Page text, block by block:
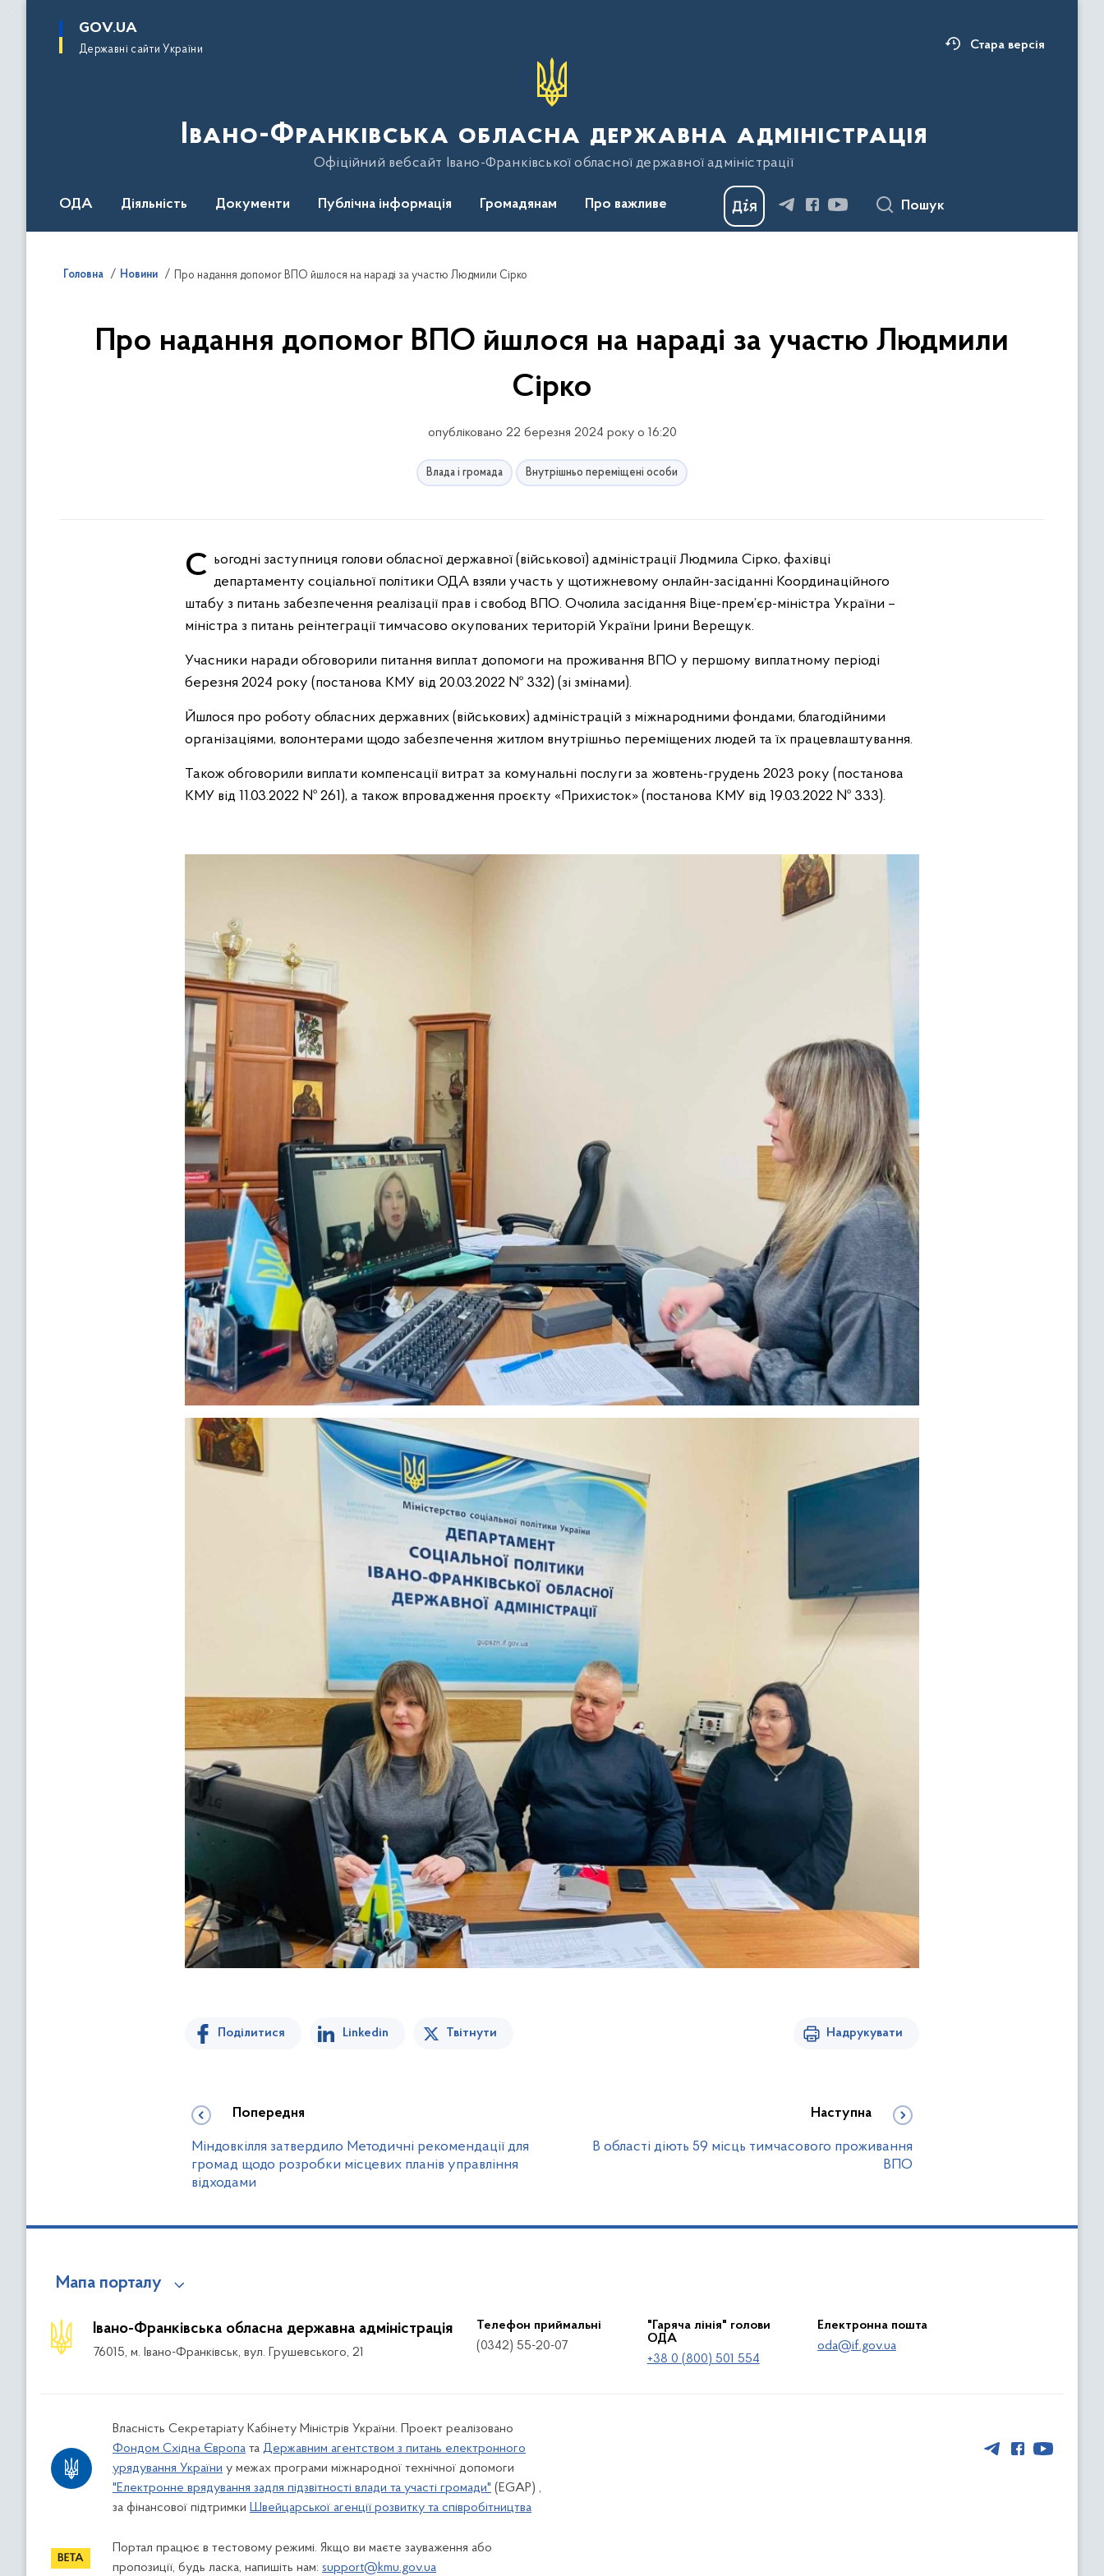
основного
GOV.UA
Державні сайти України Стара версія
Івано-Франківська обласна державна адміністрація
Офіційний вебсайт Івано-Франківської обласної державної адміністрації
ОДА Діяльність Документи Публічна інформація Громадянам Про важливе Пошук
Головна Новини Про надання допомог ВПО йшлося на нараді за участю Людмили Сірко
Про надання допомог ВПО йшлося на нараді за участю Людмили
Сірко
опубліковано 22 березня 2024 року о 16:20
Влада і громада Внутрішньо переміщені особи
Сьогодні заступниця голови обласної державної (військової) адміністрації Людмила Сірко, фахівці департаменту соціальної політики ОДА взяли участь у щотижневому онлайн-засіданні Координаційного
штабу з питань забезпечення реалізації прав і свобод ВПО. Очолила засідання Віце-прем’єр-міністра України –
міністра з питань реінтеграції тимчасово окупованих територій України Ірини Верещук.
Учасники наради обговорили питання виплат допомоги на проживання ВПО у першому виплатному періоді
березня 2024 року (постанова КМУ від 20.03.2022 № 332) (зі змінами).
Йшлося про роботу обласних державних (військових) адміністрацій з міжнародними фондами, благодійними
організаціями, волонтерами щодо забезпечення житлом внутрішньо переміщених людей та їх працевлаштування.
Також обговорили виплати компенсації витрат за комунальні послуги за жовтень-грудень 2023 року (постанова
КМУ від 11.03.2022 № 261), а також впровадження проєкту «Прихисток» (постанова КМУ від 19.03.2022 № 333).
Поділитися Linkedin Твітнути Надрукувати
Попередня
Міндовкілля затвердило Методичні рекомендації для
громад щодо розробки місцевих планів управління
відходами
Наступна
В області діють 59 місць тимчасового проживання
ВПО
Мапа порталу
Івано-Франківська обласна державна адміністрація
76015, м. Івано-Франківськ, вул. Грушевського, 21
Телефон приймальні
(0342) 55-20-07
"Гаряча лінія" голови
ОДА
+38 0 (800) 501 554
Електронна пошта
oda@if.gov.ua
Власність Секретаріату Кабінету Міністрів України. Проект реалізовано
Фондом Східна Європа та Державним агентством з питань електронного
урядування України у межах програми міжнародної технічної допомоги
"Електронне врядування задля підзвітності влади та участі громади" (EGAP) ,
за фінансової підтримки Швейцарської агенції розвитку та співробітництва
Портал працює в тестовому режимі. Якщо ви маєте зауваження або
пропозиції, будь ласка, напишіть нам: support@kmu.gov.ua